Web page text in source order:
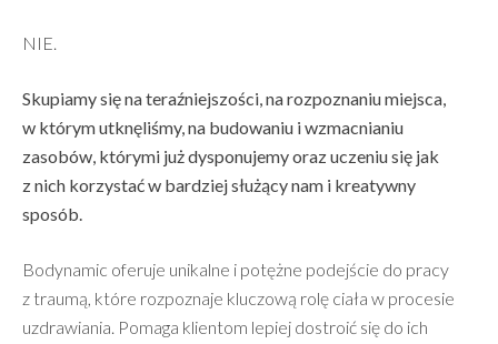
NIE.
Skupiamy się na teraźniejszości, na rozpoznaniu miejsca,
w którym utknęliśmy, na budowaniu i wzmacnianiu
zasobów, którymi już dysponujemy oraz uczeniu się jak
z nich korzystać w bardziej służący nam i kreatywny
sposób.
Bodynamic oferuje unikalne i potężne podejście do pracy
z traumą, które rozpoznaje kluczową rolę ciała w procesie
uzdrawiania. Pomaga klientom lepiej dostroić się do ich